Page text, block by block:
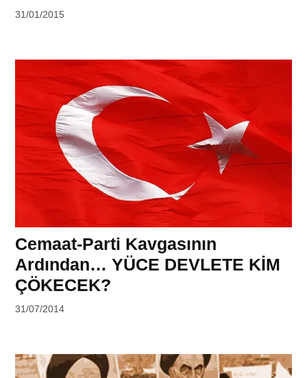
by
31/01/2015
Cemaat-Parti Kavgasının
Ardından… YÜCE DEVLETE KİM
ÇÖKECEK?
by
31/07/2014